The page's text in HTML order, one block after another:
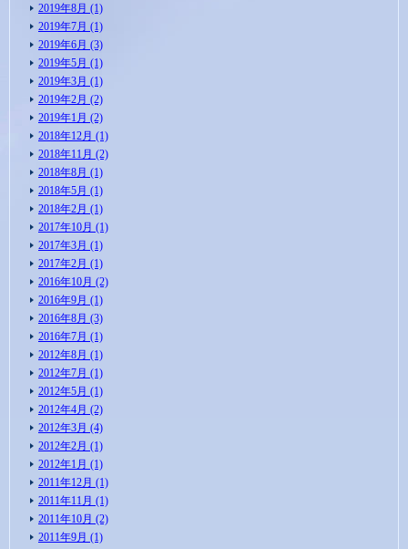
2019年8月 (1)
2019年7月 (1)
2019年6月 (3)
2019年5月 (1)
2019年3月 (1)
2019年2月 (2)
2019年1月 (2)
2018年12月 (1)
2018年11月 (2)
2018年8月 (1)
2018年5月 (1)
2018年2月 (1)
2017年10月 (1)
2017年3月 (1)
2017年2月 (1)
2016年10月 (2)
2016年9月 (1)
2016年8月 (3)
2016年7月 (1)
2012年8月 (1)
2012年7月 (1)
2012年5月 (1)
2012年4月 (2)
2012年3月 (4)
2012年2月 (1)
2012年1月 (1)
2011年12月 (1)
2011年11月 (1)
2011年10月 (2)
2011年9月 (1)